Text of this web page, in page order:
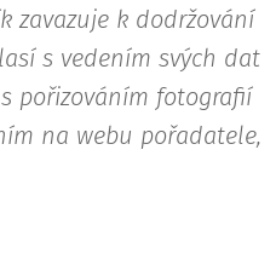
zavazuje k dodržování
s vedením svých dat
pořizováním fotografií
na webu pořadatele,